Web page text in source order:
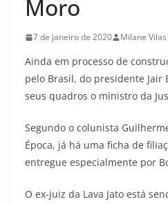
Moro
7 de janeiro de 2020 Milane
Ainda em processo de
pelo Brasil, do presidente Jair
seus quadros o ministro da
Segundo o colunista
Época, já há uma ficha de
entregue especialmente por
O ex-juiz da Lava Jato está